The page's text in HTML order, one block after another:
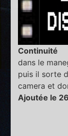
Continuité
dans le
puis il sorte
camera et
Ajoutée le